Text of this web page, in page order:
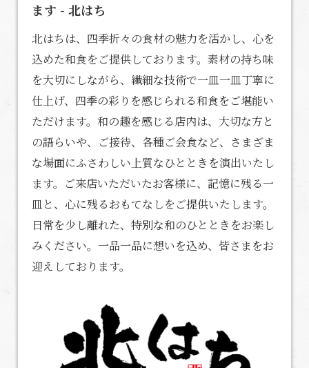
ます - 北はち
北はちは、四季折々の食材の魅力を活かし、心を
込めた和食をご提供しております。素材の持ち味
を大切にしながら、繊細な技術で一皿一皿丁寧に
仕上げ、四季の彩りを感じられる和食をご堪能い
ただけます。和の趣を感じる店内は、大切な方と
の語らいや、ご接待、各種ご会食など、さまざま
な場面にふさわしい上質なひとときを演出いたし
ます。ご来店いただいたお客様に、記憶に残る一
皿と、心に残るおもてなしをご提供いたします。
日常を少し離れた、特別な和のひとときをお楽し
みください。一品一品に想いを込め、皆さまをお
迎えしております。